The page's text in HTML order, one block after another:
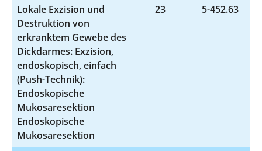
Lokale Exzision und
Destruktion von
erkranktem Gewebe des
Dickdarmes: Exzision,
endoskopisch, einfach
(Push-Technik):
Endoskopische
Mukosaresektion
Endoskopische
Mukosaresektion
23 5-452.63